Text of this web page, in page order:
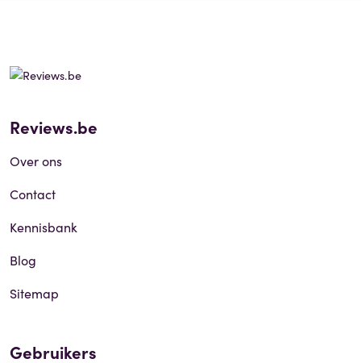
Reviews.be
Over ons
Contact
Kennisbank
Blog
Sitemap
Gebruikers